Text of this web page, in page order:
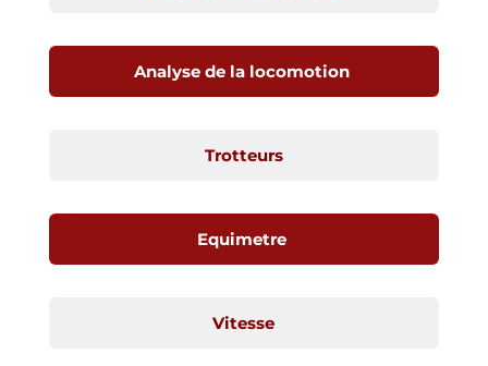
Analyse de la locomotion
Trotteurs
Equimetre
Vitesse